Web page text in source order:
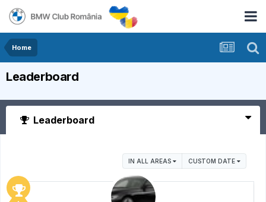
Home
Leaderboard
Leaderboard
IN ALL AREAS CUSTOM DATE